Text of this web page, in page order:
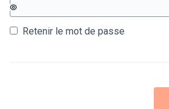
Retenir le mot de passe